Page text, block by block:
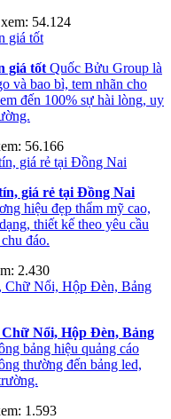
54.124
giá tốt Quốc Bửu Group là
và bao bì, tem nhãn cho
đến 100% sự hài lòng, uy
56.166
giá rẻ tại Đồng Nai
hiệu đẹp thẩm mỹ cao,
thiết kế theo yêu cầu
đáo.
2.430
Nổi, Hộp Đèn, Bảng
bảng hiệu quảng cáo
thường đến bảng led,
1.593